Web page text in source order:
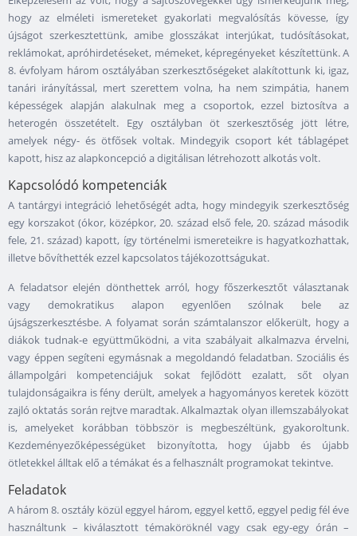
hogy az elméleti ismereteket gyakorlati megvalósítás kövesse, így
újságot szerkesztettünk, amibe glosszákat interjúkat, tudósításokat,
reklámokat, apróhirdetéseket, mémeket, képregényeket készítettünk. A
8. évfolyam három osztályában szerkesztőségeket alakítottunk ki, igaz,
tanári irányítással, mert szerettem volna, ha nem szimpátia, hanem
képességek alapján alakulnak meg a csoportok, ezzel biztosítva a
heterogén összetételt. Egy osztályban öt szerkesztőség jött létre,
amelyek négy- és ötfősek voltak. Mindegyik csoport két táblagépet
kapott, hisz az alapkoncepció a digitálisan létrehozott alkotás volt.
Kapcsolódó kompetenciák
A tantárgyi integráció lehetőségét adta, hogy mindegyik szerkesztőség
egy korszakot (ókor, középkor, 20. század első fele, 20. század második
fele, 21. század) kapott, így történelmi ismereteikre is hagyatkozhattak,
illetve bővíthették ezzel kapcsolatos tájékozottságukat.
A feladatsor elején dönthettek arról, hogy főszerkesztőt választanak
vagy demokratikus alapon egyenlően szólnak bele az
újságszerkesztésbe. A folyamat során számtalanszor előkerült, hogy a
diákok tudnak-e együttműködni, a vita szabályait alkalmazva érvelni,
vagy éppen segíteni egymásnak a megoldandó feladatban. Szociális és
állampolgári kompetenciájuk sokat fejlődött ezalatt, sőt olyan
tulajdonságaikra is fény derült, amelyek a hagyományos keretek között
zajló oktatás során rejtve maradtak. Alkalmaztak olyan illemszabályokat
is, amelyeket korábban többször is megbeszéltünk, gyakoroltunk.
Kezdeményezőképességüket bizonyította, hogy újabb és újabb
ötletekkel álltak elő a témákat és a felhasznált programokat tekintve.
Feladatok
A három 8. osztály közül eggyel három, eggyel kettő, eggyel pedig fél éve
használtunk – kiválasztott témaköröknél vagy csak egy-egy órán –